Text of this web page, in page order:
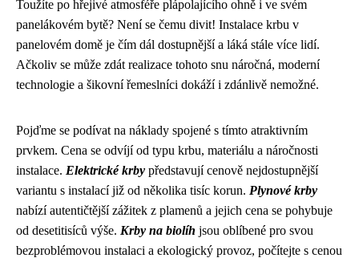
Toužíte po hřejivé atmosféře plápolajícího ohně i ve svém
panelákovém bytě? Není se čemu divit! Instalace krbu v
panelovém domě je čím dál dostupnější a láká stále více lidí.
Ačkoliv se může zdát realizace tohoto snu náročná, moderní
technologie a šikovní řemeslníci dokáží i zdánlivě nemožné.
Pojďme se podívat na náklady spojené s tímto atraktivním
prvkem. Cena se odvíjí od typu krbu, materiálu a náročnosti
instalace. Elektrické krby představují cenově nejdostupnější
variantu s instalací již od několika tisíc korun. Plynové krby
nabízí autentičtější zážitek z plamenů a jejich cena se pohybuje
od desetitisíců výše. Krby na biolíh jsou oblíbené pro svou
bezproblémovou instalaci a ekologický provoz, počítejte s cenou